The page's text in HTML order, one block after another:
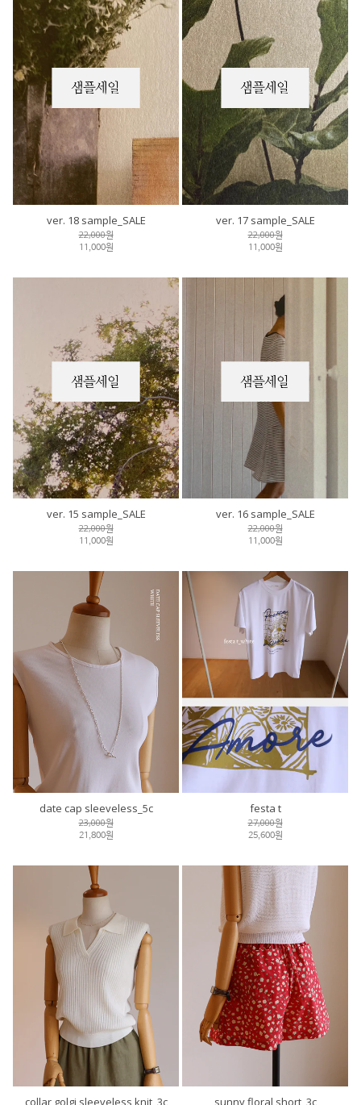
ver. 18 sample_SALE
22,000원
11,000원
ver. 17 sample_SALE
22,000원
11,000원
ver. 15 sample_SALE
22,000원
11,000원
ver. 16 sample_SALE
22,000원
11,000원
date cap sleeveless_5c
23,000원
21,800원
festa t
27,000원
25,600원
collar golgi sleeveless knit_3c sunny floral short_3c